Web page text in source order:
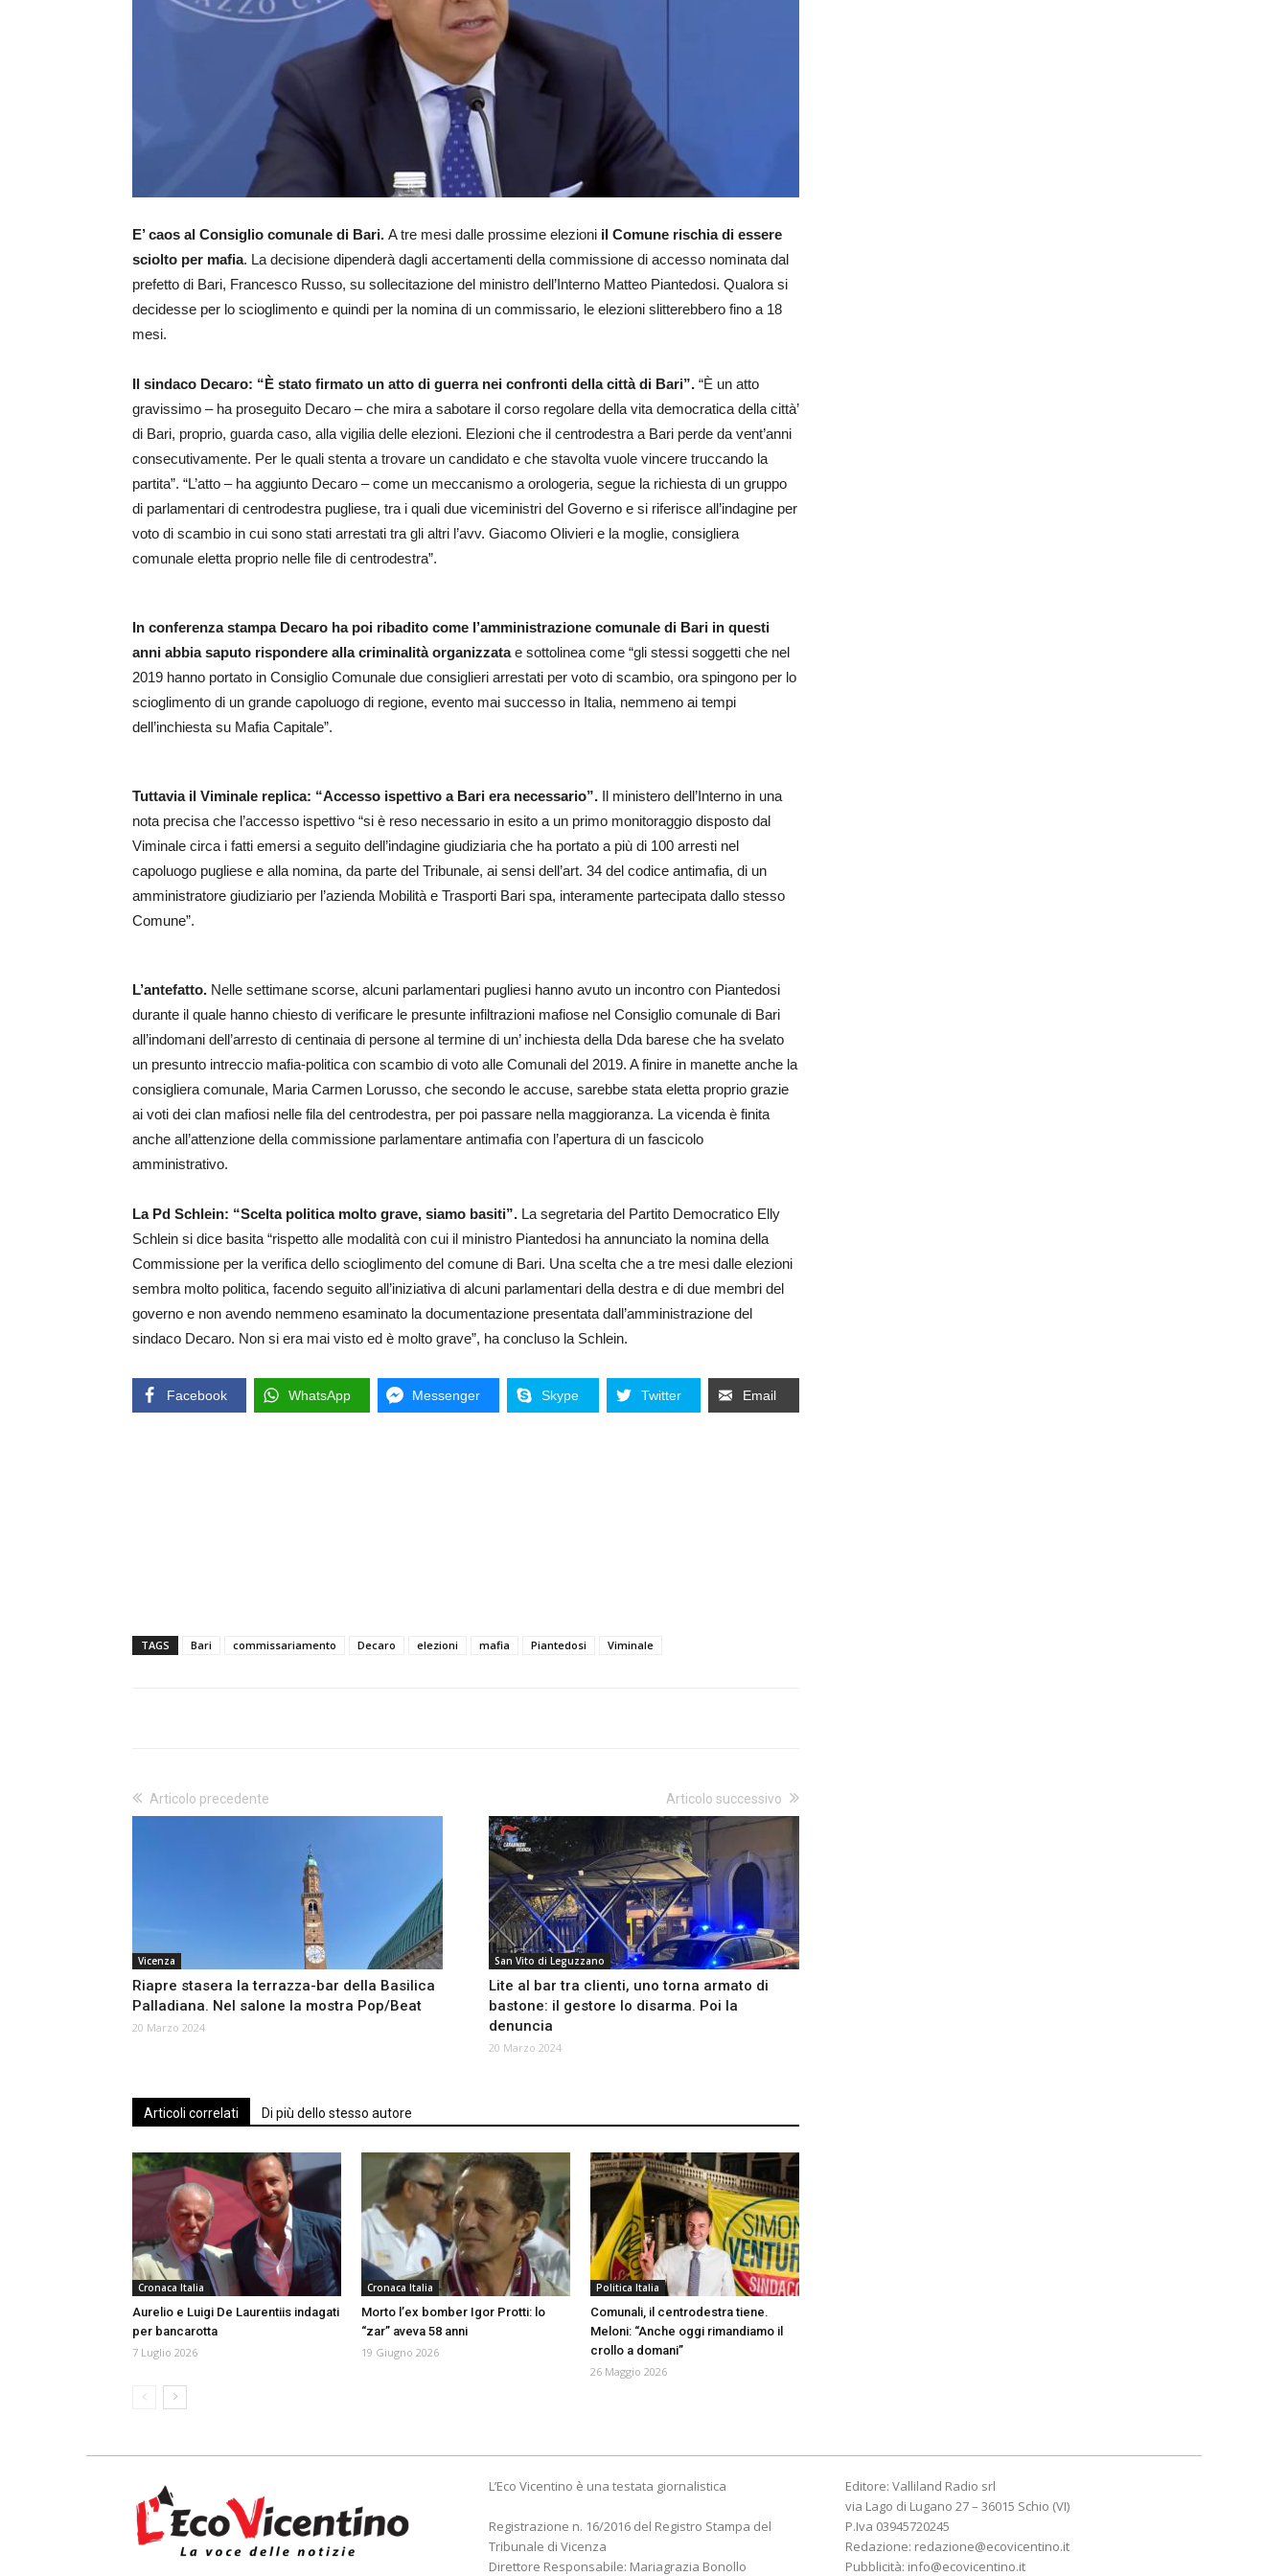
E’ caos al Consiglio comunale di Bari. A tre mesi dalle prossime elezioni il Comune rischia di essere
sciolto per mafia. La decisione dipenderà dagli accertamenti della commissione di accesso nominata dal
prefetto di Bari, Francesco Russo, su sollecitazione del ministro dell’Interno Matteo Piantedosi. Qualora si
decidesse per lo scioglimento e quindi per la nomina di un commissario, le elezioni slitterebbero fino a 18
mesi.
Il sindaco Decaro: “È stato firmato un atto di guerra nei confronti della città di Bari”. “È un atto
gravissimo – ha proseguito Decaro – che mira a sabotare il corso regolare della vita democratica della città’
di Bari, proprio, guarda caso, alla vigilia delle elezioni. Elezioni che il centrodestra a Bari perde da vent’anni
consecutivamente. Per le quali stenta a trovare un candidato e che stavolta vuole vincere truccando la
partita”. “L’atto – ha aggiunto Decaro – come un meccanismo a orologeria, segue la richiesta di un gruppo
di parlamentari di centrodestra pugliese, tra i quali due viceministri del Governo e si riferisce all’indagine per
voto di scambio in cui sono stati arrestati tra gli altri l’avv. Giacomo Olivieri e la moglie, consigliera
comunale eletta proprio nelle file di centrodestra”.
In conferenza stampa Decaro ha poi ribadito come l’amministrazione comunale di Bari in questi
anni abbia saputo rispondere alla criminalità organizzatae sottolinea come “gli stessi soggetti che nel
2019 hanno portato in Consiglio Comunale due consiglieri arrestati per voto di scambio, ora spingono per lo
scioglimento di un grande capoluogo di regione, evento mai successo in Italia, nemmeno ai tempi
dell’inchiesta su Mafia Capitale”.
Tuttavia il Viminale replica: “Accesso ispettivo a Bari era necessario”. Il ministero dell’Interno in una
nota precisa che l’accesso ispettivo “si è reso necessario in esito a un primo monitoraggio disposto dal
Viminale circa i fatti emersi a seguito dell’indagine giudiziaria che ha portato a più di 100 arresti nel
capoluogo pugliese e alla nomina, da parte del Tribunale, ai sensi dell’art. 34 del codice antimafia, di un
amministratore giudiziario per l’azienda Mobilità e Trasporti Bari spa, interamente partecipata dallo stesso
Comune”.
L’antefatto. Nelle settimane scorse, alcuni parlamentari pugliesi hanno avuto un incontro con Piantedosi
durante il quale hanno chiesto di verificare le presunte infiltrazioni mafiose nel Consiglio comunale di Bari
all’indomani dell’arresto di centinaia di persone al termine di un’ inchiesta della Dda barese che ha svelato
un presunto intreccio mafia-politica con scambio di voto alle Comunali del 2019. A finire in manette anche la
consigliera comunale, Maria Carmen Lorusso, che secondo le accuse, sarebbe stata eletta proprio grazie
ai voti dei clan mafiosi nelle fila del centrodestra, per poi passare nella maggioranza. La vicenda è finita
anche all’attenzione della commissione parlamentare antimafia con l’apertura di un fascicolo
amministrativo.
La Pd Schlein: “Scelta politica molto grave, siamo basiti”. La segretaria del Partito Democratico Elly
Schlein si dice basita “rispetto alle modalità con cui il ministro Piantedosi ha annunciato la nomina della
Commissione per la verifica dello scioglimento del comune di Bari. Una scelta che a tre mesi dalle elezioni
sembra molto politica, facendo seguito all’iniziativa di alcuni parlamentari della destra e di due membri del
governo e non avendo nemmeno esaminato la documentazione presentata dall’amministrazione del
sindaco Decaro. Non si era mai visto ed è molto grave”, ha concluso la Schlein.
Facebook WhatsApp Messenger Skype Twitter Email
TAGS Bari commissariamento Decaro elezioni mafia Piantedosi Viminale
Articolo precedente
Vicenza
Riapre stasera la terrazza-bar della Basilica
Palladiana. Nel salone la mostra Pop/Beat
20 Marzo 2024
Articolo successivo
San Vito di Leguzzano
Lite al bar tra clienti, uno torna armato di
bastone: il gestore lo disarma. Poi la
denuncia
20 Marzo 2024
Articoli correlati Di più dello stesso autore
Cronaca Italia
Aurelio e Luigi De Laurentiis indagati
per bancarotta
7 Luglio 2026
Cronaca Italia
Morto l’ex bomber Igor Protti: lo
“zar” aveva 58 anni
19 Giugno 2026
Politica Italia
Comunali, il centrodestra tiene.
Meloni: “Anche oggi rimandiamo il
crollo a domani”
26 Maggio 2026
L’Eco Vicentino è una testata giornalistica
Registrazione n. 16/2016 del Registro Stampa del
Tribunale di Vicenza
Direttore Responsabile: Mariagrazia Bonollo
Editore: Valliland Radio srl
via Lago di Lugano 27 – 36015 Schio (VI)
P.Iva 03945720245
Redazione: redazione@ecovicentino.it
Pubblicità: info@ecovicentino.it